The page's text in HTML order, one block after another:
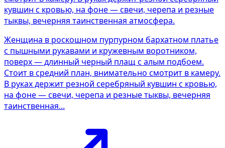
Женщина в роскошном пурпурном бархатном платье
с пышными рукавами и кружевным воротником,
поверх — длинный черный плащ с алым подбоем.
Стоит в средний план, внимательно смотрит в камеру.
В руках держит резной серебряный кувшин с кровью,
на фоне — свечи, черепа и резные тыквы, вечерняя
таинственная...